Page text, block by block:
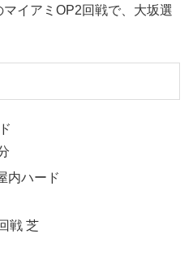
イアミOP2回戦で、大坂選
内ハード
戦 芝